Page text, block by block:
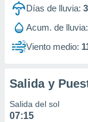
Días de lluvia: 3
Acum. de lluvia:
Viento medio:
Salida y
Salida del sol
07:15